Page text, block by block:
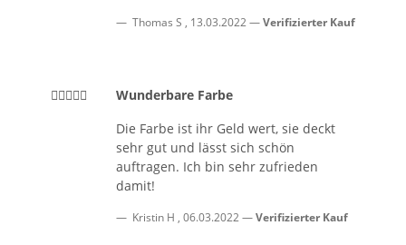
Thomas S , 13.03.2022 Verifizierter Kauf
Wunderbare Farbe
Die Farbe ist ihr Geld wert, sie deckt
sehr gut und lässt sich schön
auftragen. Ich bin sehr zufrieden
damit!
Kristin H , 06.03.2022 Verifizierter Kauf